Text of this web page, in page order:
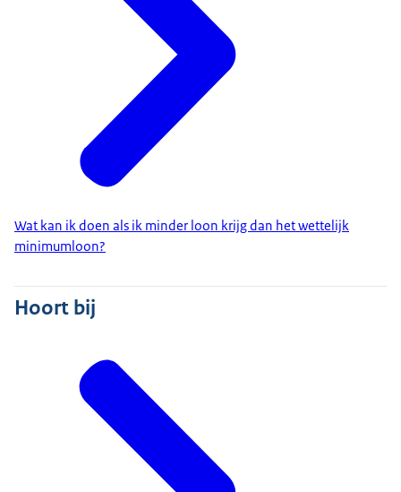
Wat kan ik doen als ik minder loon krijg dan het wettelijk
minimumloon?
Hoort bij